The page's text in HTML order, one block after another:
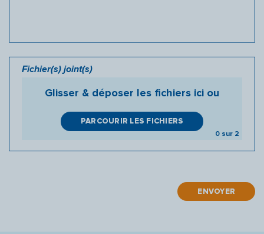
Fichier(s) joint(s)
Glisser & déposer les fichiers ici ou
PARCOURIR LES FICHIERS
0 sur 2